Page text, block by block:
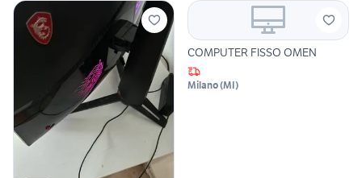
COMPUTER FISSO OMEN
Milano(MI)